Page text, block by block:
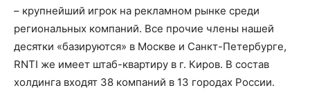
– крупнейший игрок на рекламном рынке среди
региональных компаний. Все прочие члены нашей
десятки «базируются» в Москве и Санкт-Петербурге,
RNTI же имеет штаб-квартиру в г. Киров. В состав
холдинга входят 38 компаний в 13 городах России.